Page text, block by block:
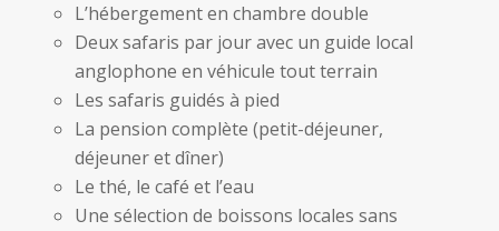
L’hébergement en chambre double
Deux safaris par jour avec un guide local
anglophone en véhicule tout terrain
Les safaris guidés à pied
La pension complète (petit-déjeuner,
déjeuner et dîner)
Le thé, le café et l’eau
Une sélection de boissons locales sans